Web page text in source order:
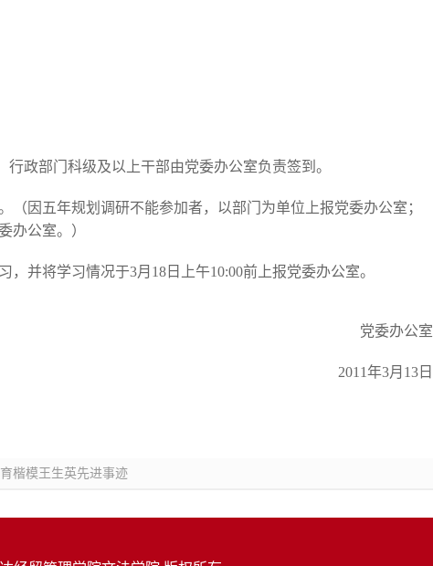
政部门科级及以上干部由党委办公室负责签到。
因五年规划调研不能参加者，以部门为单位上报党委办公室；
办公室。）
并将学习情况于3月18日上午10:00前上报党委办公室。
党委办公室
2011年3月13日
楷模王生英先进事迹